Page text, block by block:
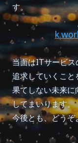
す。
当面はITサービス
追求していくこ
果てしない未来
してまいります。
今後とも、どう